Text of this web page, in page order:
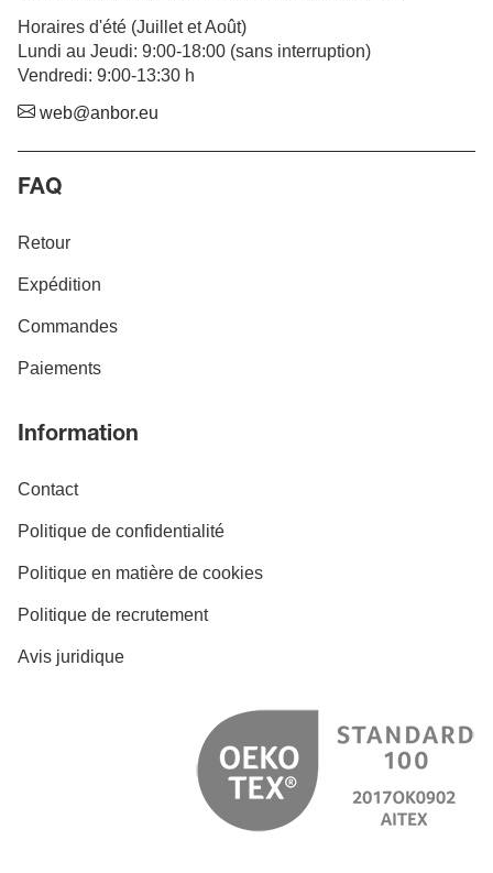
Horaires d'été (Juillet et Août)
Lundi au Jeudi: 9:00-18:00 (sans interruption)
Vendredi: 9:00-13:30 h
web@anbor.eu
FAQ
Retour
Expédition
Commandes
Paiements
Information
Contact
Politique de confidentialité
Politique en matière de cookies
Politique de recrutement
Avis juridique